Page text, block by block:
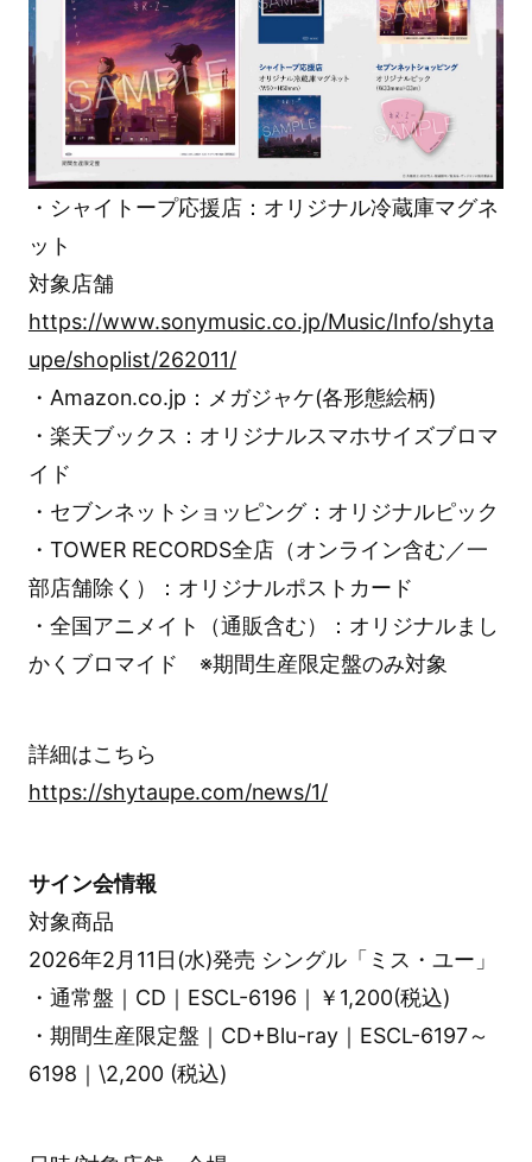
・シャイトープ応援店：オリジナル冷蔵庫マグネ
ット
対象店舗
https://www.sonymusic.co.jp/Music/Info/shyta
upe/shoplist/262011/
・Amazon.co.jp：メガジャケ(各形態絵柄)
・楽天ブックス：オリジナルスマホサイズブロマ
イド
・セブンネットショッピング：オリジナルピック
・TOWER RECORDS全店（オンライン含む／一
部店舗除く）：オリジナルポストカード
・全国アニメイト（通販含む）：オリジナルまし
かくブロマイド ※期間生産限定盤のみ対象
詳細はこちら
https://shytaupe.com/news/1/
サイン会情報
対象商品
2026年2月11日(水)発売 シングル「ミス・ユー」
・通常盤｜CD｜ESCL-6196｜￥1,200(税込)
・期間生産限定盤｜CD+Blu-ray｜ESCL-6197～
6198｜\2,200 (税込)